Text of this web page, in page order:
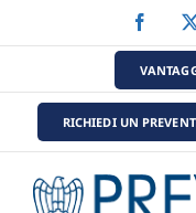
al
RICHIEDI UN